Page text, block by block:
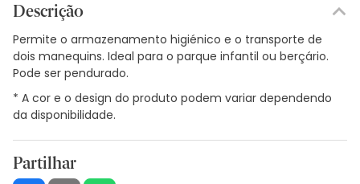
Descrição
Permite o armazenamento higiénico e o transporte de
dois manequins. Ideal para o parque infantil ou berçário.
Pode ser pendurado.
* A cor e o design do produto podem variar dependendo
da disponibilidade.
Partilhar